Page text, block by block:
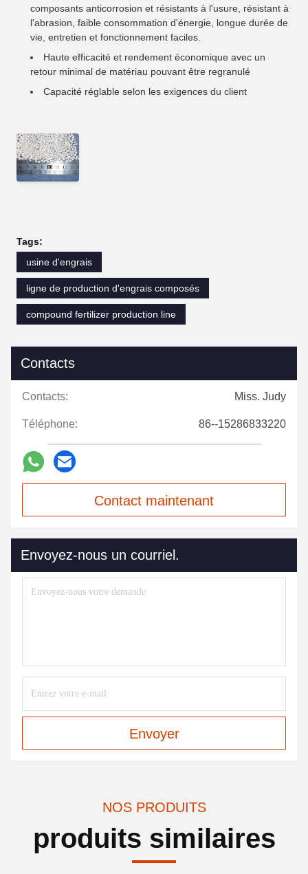
composants anticorrosion et résistants à l'usure, résistant à
l'abrasion, faible consommation d'énergie, longue durée de
vie, entretien et fonctionnement faciles.
Haute efficacité et rendement économique avec un
retour minimal de matériau pouvant être regranulé
Capacité réglable selon les exigences du client
Tags:
usine d'engrais
ligne de production d'engrais composés
compound fertilizer production line
Contacts
Contacts: Miss. Judy
Téléphone: 86--15286833220
Contact maintenant
Envoyez-nous un courriel.
Envoyer
NOS PRODUITS
produits similaires